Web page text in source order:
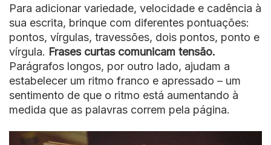
Para adicionar variedade, velocidade e cadência à
sua escrita, brinque com diferentes pontuações:
pontos, vírgulas, travessões, dois pontos, ponto e
vírgula. Frases curtas comunicam tensão.
Parágrafos longos, por outro lado, ajudam a
estabelecer um ritmo franco e apressado – um
sentimento de que o ritmo está aumentando à
medida que as palavras correm pela página.